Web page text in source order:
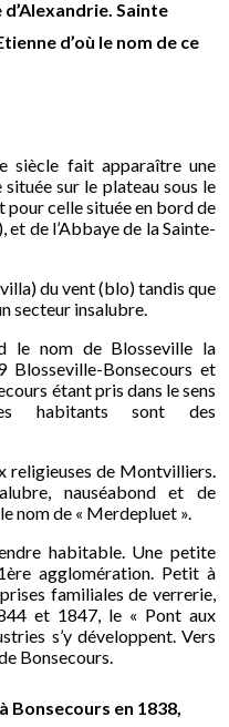
Sainte
d’où le nom de ce
siècle fait apparaître une
sur le plateau sous le
pour celle située en bord de
de l’Abbaye de la Sainte-
du vent (blo) tandis que
secteur insalubre.
le nom de Blosseville la
Bonsecours et
étant pris dans le sens
les habitants sont des
religieuses de Montvilliers.
nauséabond et de
nom de « Merdepluet ».
habitable. Une petite
agglomération. Petit à
familiales de verrerie,
et 1847, le « Pont aux
s’y développent. Vers
Bonsecours.
Bonsecours en 1838,